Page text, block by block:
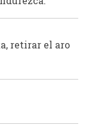
retirar el aro